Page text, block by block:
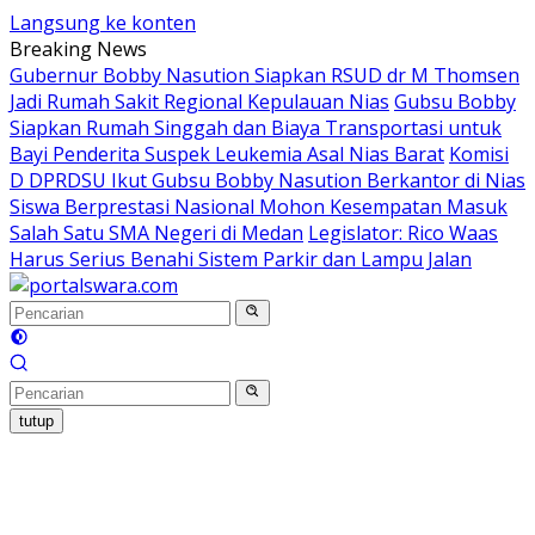
Langsung ke konten
Breaking News
Gubernur Bobby Nasution Siapkan RSUD dr M Thomsen
Jadi Rumah Sakit Regional Kepulauan Nias Gubsu Bobby
Siapkan Rumah Singgah dan Biaya Transportasi untuk
Bayi Penderita Suspek Leukemia Asal Nias Barat Komisi
D DPRDSU Ikut Gubsu Bobby Nasution Berkantor di Nias
Siswa Berprestasi Nasional Mohon Kesempatan Masuk
Salah Satu SMA Negeri di Medan Legislator: Rico Waas
Harus Serius Benahi Sistem Parkir dan Lampu Jalan
tutup